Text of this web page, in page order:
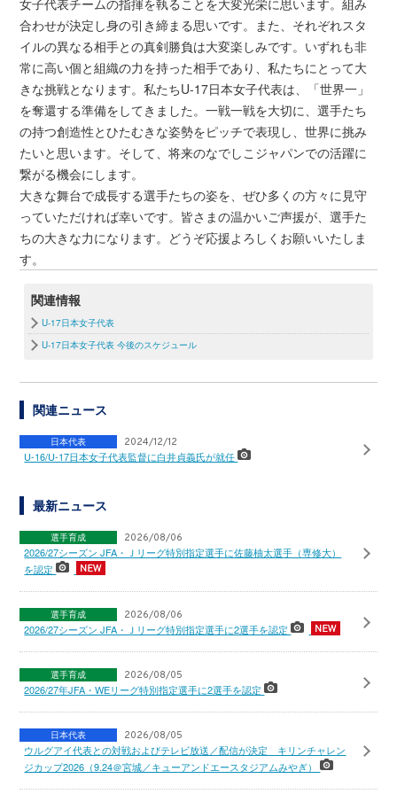
女子代表チームの指揮を執ることを大変光栄に思います。組み
合わせが決定し身の引き締まる思いです。また、それぞれスタ
イルの異なる相手との真剣勝負は大変楽しみです。いずれも非
常に高い個と組織の力を持った相手であり、私たちにとって大
きな挑戦となります。私たちU-17日本女子代表は、「世界一」
を奪還する準備をしてきました。一戦一戦を大切に、選手たち
の持つ創造性とひたむきな姿勢をピッチで表現し、世界に挑み
たいと思います。そして、将来のなでしこジャパンでの活躍に
繋がる機会にします。
大きな舞台で成長する選手たちの姿を、ぜひ多くの方々に見守
っていただければ幸いです。皆さまの温かいご声援が、選手た
ちの大きな力になります。どうぞ応援よろしくお願いいたしま
す。
関連情報
U-17日本女子代表
U-17日本女子代表 今後のスケジュール
関連ニュース
日本代表 2024/12/12
U-16/U-17日本女子代表監督に白井貞義氏が就任
最新ニュース
選手育成 2026/08/06
2026/27シーズン JFA・Ｊリーグ特別指定選手に佐藤柚太選手（専修大）
を認定
選手育成 2026/08/06
2026/27シーズン JFA・Ｊリーグ特別指定選手に2選手を認定
選手育成 2026/08/05
2026/27年JFA・WEリーグ特別指定選手に2選手を認定
日本代表 2026/08/05
ウルグアイ代表との対戦およびテレビ放送／配信が決定 キリンチャレン
ジカップ2026（9.24＠宮城／キューアンドエースタジアムみやぎ）